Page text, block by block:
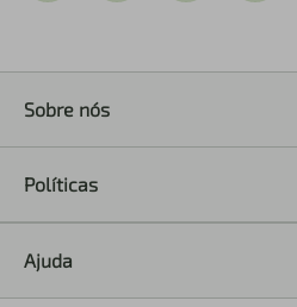
Sobre nós
Políticas
Ajuda